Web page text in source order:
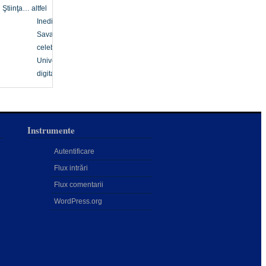
Ştiinţa… altfel
Inedit
Savanți
celebri
Univers
digital
Instrumente
Autentificare
Flux intrări
Flux comentarii
WordPress.org